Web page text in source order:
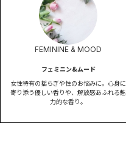
FEMININE & MOOD
フェミニン&ムード
女性特有の揺らぎや性のお悩みに。心身に
寄り添う優しい香りや、解放感あふれる魅
力的な香り。